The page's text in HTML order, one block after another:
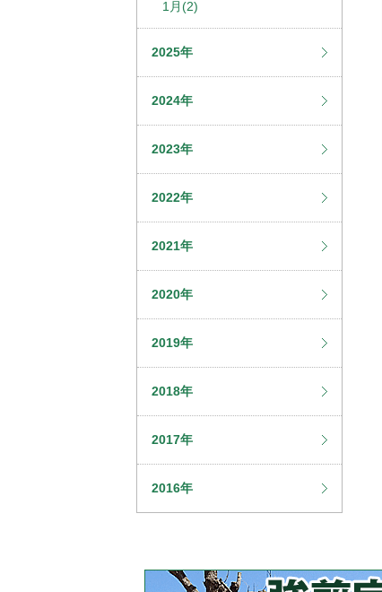
1月(2)
2025年
2024年
2023年
2022年
2021年
2020年
2019年
2018年
2017年
2016年